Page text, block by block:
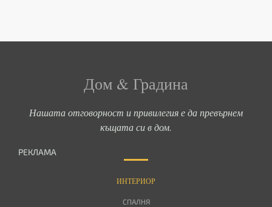
Дом & Градина
Нашата отговорност и привилегия е да превърнем
къщата си в дом.
РЕКЛАМА
ИНТЕРИОР
СПАЛНЯ